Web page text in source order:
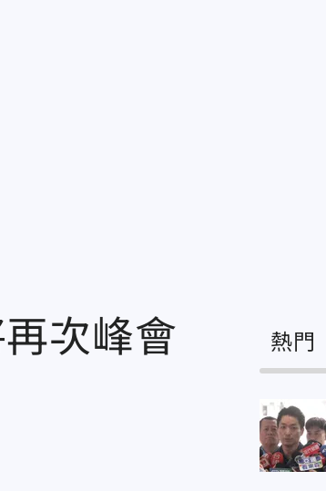
次峰會
熱門